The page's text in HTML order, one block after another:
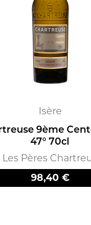
Isère
9ème
47° 70cl
Les Pères
Prix
98,40 €